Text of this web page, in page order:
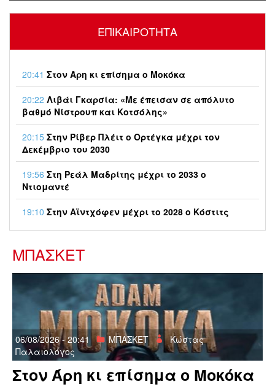
ΕΠΙΚΑΙΡΌΤΗΤΑ
20:41 Στον Άρη κι επίσημα ο Μοκόκα
20:22 Λιβάι Γκαρσία: «Με έπεισαν σε απόλυτο
βαθμό Νίστρουπ και Κοτσόλης»
20:15 Στην Ρίβερ Πλέιτ ο Ορτέγκα μέχρι τον
Δεκέμβριο του 2030
19:56 Στη Ρεάλ Μαδρίτης μέχρι το 2033 ο
Ντιομαντέ
19:10 Στην Αϊντχόφεν μέχρι το 2028 ο Κόστιτς
ΜΠΑΣΚΕΤ
06/08/2026 - 20:41 ΜΠΑΣΚΕΤ
Κώστας
Παλαιολόγος
Στον Άρη κι επίσημα ο Μοκόκα